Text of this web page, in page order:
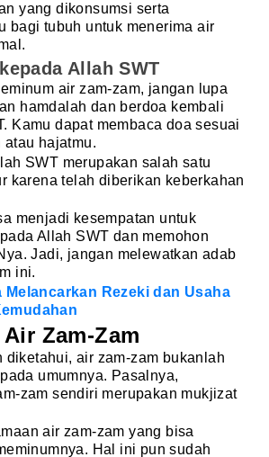
yang dikonsumsi serta
bagi tubuh untuk menerima air
Allah SWT
air zam-zam, jangan lupa
hamdalah dan berdoa kembali
Kamu dapat membaca doa sesuai
hajatmu.
SWT merupakan salah satu
karena telah diberikan keberkahan
menjadi kesempatan untuk
Allah SWT dan memohon
Jadi, jangan melewatkan adab
ini.
Melancarkan Rezeki dan Usaha
Zam-Zam
diketahui, air zam-zam bukanlah
umumnya. Pasalnya,
zam sendiri merupakan mukjizat
air zam-zam yang bisa
Hal ini pun sudah